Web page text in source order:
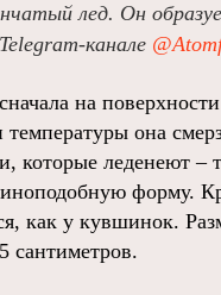
лед. Он
канале
на
она
которые леденеют
форму.
как у кувшинок.
сантиметров.